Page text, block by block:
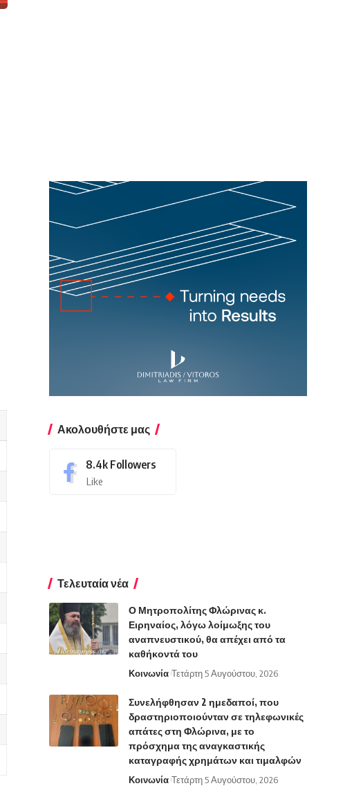
Ακολουθήστε μας
8.4k Followers
Like
Τελευταία νέα
Ο Μητροπολίτης Φλώρινας κ.
Ειρηναίος, λόγω λοίμωξης του
αναπνευστικού, θα απέχει από τα
καθήκοντά του
Κοινωνία Τετάρτη 5 Αυγούστου, 2026
Συνελήφθησαν 2 ημεδαποί, που
δραστηριοποιούνταν σε τηλεφωνικές
απάτες στη Φλώρινα, με το
πρόσχημα της αναγκαστικής
καταγραφής χρημάτων και τιμαλφών
Κοινωνία Τετάρτη 5 Αυγούστου, 2026